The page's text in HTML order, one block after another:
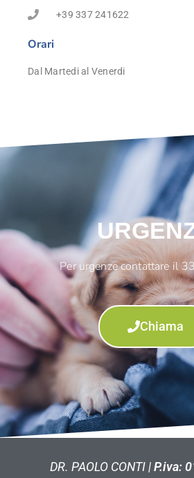
+39 337 241622
Orari
Dal Martedi al Venerdi
Per urgenze contattare il
Chiama
DR. PAOLO CONTI |P.iva: